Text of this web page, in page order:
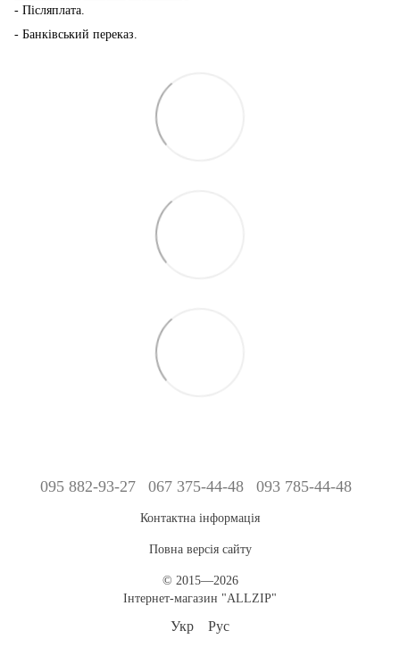
- Післяплата.
- Банківський переказ.
095 882-93-27 067 375-44-48 093 785-44-48
Контактна інформація
Повна версія сайту
© 2015—2026
Інтернет-магазин "ALLZIP"
Укр Рус